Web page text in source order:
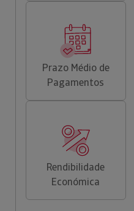
Prazo Médio de
Pagamentos
Rendibilidade
Económica